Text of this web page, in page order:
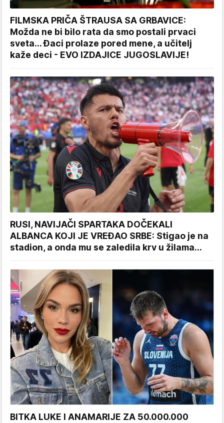
FILMSKA PRIČA ŠTRAUSA SA GRBAVICE:
Možda ne bi bilo rata da smo postali prvaci
sveta... Đaci prolaze pored mene, a učitelj
kaže deci - EVO IZDAJICE JUGOSLAVIJE!
RUSI, NAVIJAČI SPARTAKA DOČEKALI
ALBANCA KOJI JE VREĐAO SRBE: Stigao je na
stadion, a onda mu se zaledila krv u žilama...
BITKA LUKE I ANAMARIJE ZA 50.000.000